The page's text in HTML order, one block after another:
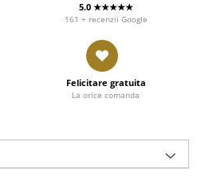
5.0 ★★★★★
161 + recenzii Google
Felicitare gratuita
La orice comanda